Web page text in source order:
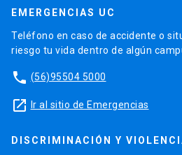
EMERGENCIAS UC
Teléfono en caso de accidente o
riesgo tu vida dentro de algún
phone (56)95504 5000
launch Ir al sitio de Emergencias
DISCRIMINACIÓN Y